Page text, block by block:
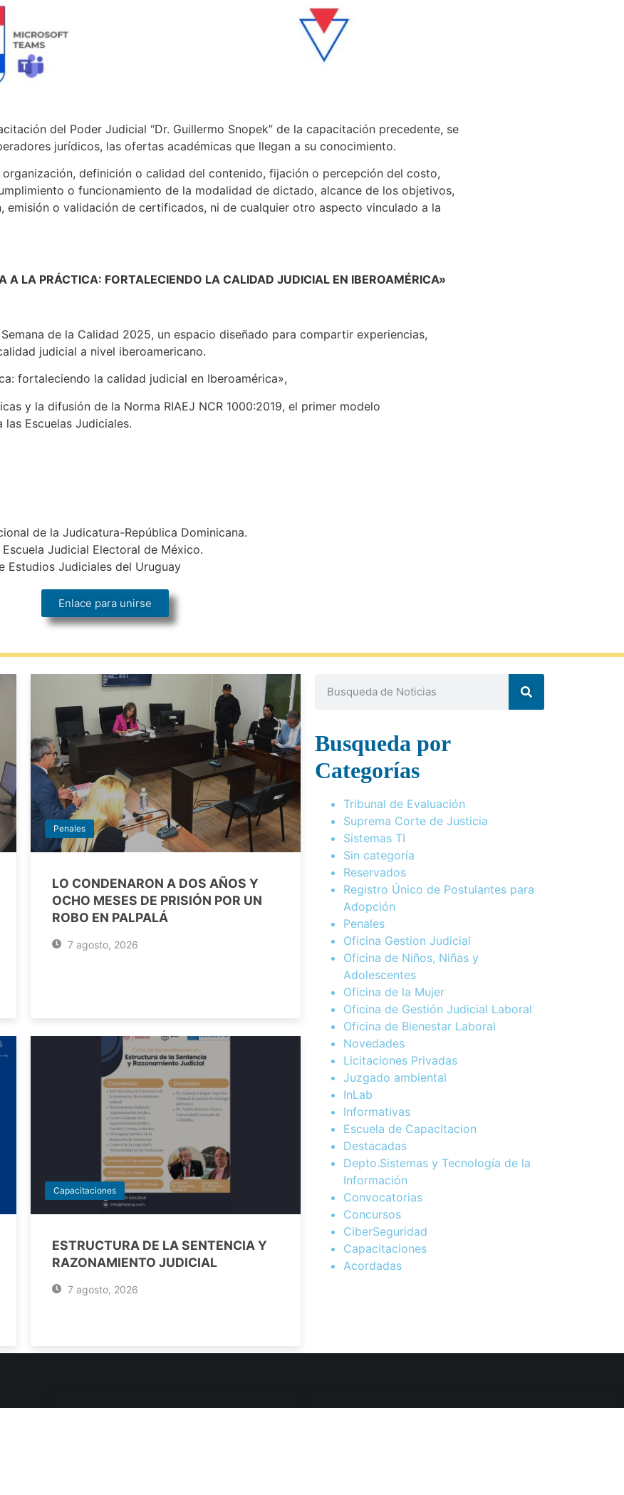
del Poder Judicial “Dr. Guillermo Snopek” de la capacitación precedente, se
jurídicos, las ofertas académicas que llegan a su conocimiento.
definición o calidad del contenido, fijación o percepción del costo,
o funcionamiento de la modalidad de dictado, alcance de los objetivos,
emisión o validación de certificados, ni de cualquier otro aspecto vinculado a la
A LA PRÁCTICA: FORTALECIENDO LA CALIDAD JUDICIAL EN IBEROAMÉRICA»
de la Calidad 2025, un espacio diseñado para compartir experiencias,
judicial a nivel iberoamericano.
fortaleciendo la calidad judicial en Iberoamérica»,
y la difusión de la Norma RIAEJ NCR 1000:2019, el primer modelo
Escuelas Judiciales.
de la Judicatura-República Dominicana.
Judicial Electoral de México.
Estudios Judiciales del Uruguay
Enlace para unirse
Penales
LO CONDENARON A DOS AÑOS Y
OCHO MESES DE PRISIÓN POR UN
ROBO EN PALPALÁ
7 agosto, 2026
Capacitaciones
ESTRUCTURA DE LA SENTENCIA Y
RAZONAMIENTO JUDICIAL
7 agosto, 2026
Busqueda por
Categorías
Tribunal de Evaluación
Suprema Corte de Justicia
Sistemas TI
Sin categoría
Reservados
Registro Único de Postulantes para
Adopción
Penales
Oficina Gestion Judicial
Oficina de Niños, Niñas y
Adolescentes
Oficina de la Mujer
Oficina de Gestión Judicial Laboral
Oficina de Bienestar Laboral
Novedades
Licitaciones Privadas
Juzgado ambiental
InLab
Informativas
Escuela de Capacitacion
Destacadas
Depto.Sistemas y Tecnología de la
Información
Convocatorias
Concursos
CiberSeguridad
Capacitaciones
Acordadas